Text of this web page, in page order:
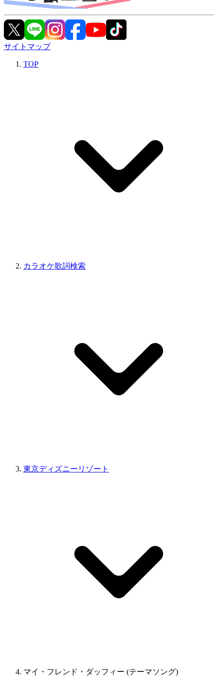
サイトマップ
TOP
カラオケ歌詞検索
東京ディズニーリゾート
マイ・フレンド・ダッフィー (テーマソング)